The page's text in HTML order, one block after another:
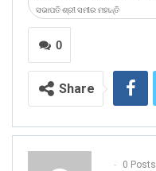
ସଭାପତି ଶ୍ରୀ ସମୀର ମହାନ୍ତି
0
Share
0 Posts